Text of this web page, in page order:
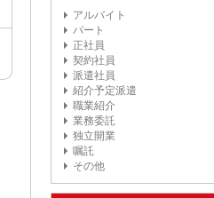
アルバイト
パート
正社員
契約社員
派遣社員
紹介予定派遣
職業紹介
業務委託
独立開業
嘱託
その他